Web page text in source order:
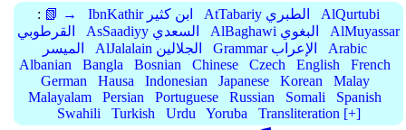
: 📗 → IbnKathir ابن كثير AtTabariy الطبري
AlQurtubi
القرطوبي
AsSaadiyy السعدي AlBaghawi البغوي
AlMuyassar
الميسر
AlJalalain الجلالين Grammar الإعراب
Arabic
Albanian
Bangla Bosnian Chinese Czech English
French
German
Hausa Indonesian Japanese Korean
Malay
Malayalam
Persian Portuguese Russian Somali
Spanish
Swahili
Turkish Urdu Yoruba Transliteration [+]